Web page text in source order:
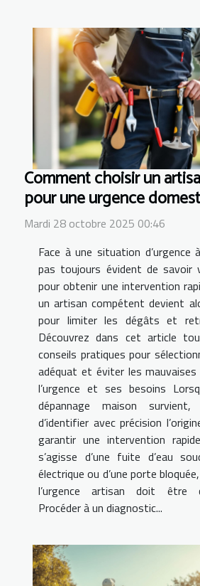
Comment choisir un
pour une urgence
Mardi 28 octobre 2025 00:46
Face à une situation d’urgence
pas toujours évident de savoir
pour obtenir une intervention
un artisan compétent devient
pour limiter les dégâts et
Découvrez dans cet article
conseils pratiques pour
adéquat et éviter les
l’urgence et ses besoins
dépannage maison
d’identifier avec précision
garantir une intervention
s’agisse d’une fuite d’eau
électrique ou d’une porte
l’urgence artisan doit être
Procéder à un diagnostic...